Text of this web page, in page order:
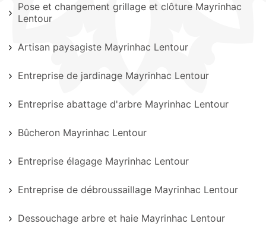
Pose et changement grillage et clôture Mayrinhac
Lentour
Artisan paysagiste Mayrinhac Lentour
Entreprise de jardinage Mayrinhac Lentour
Entreprise abattage d'arbre Mayrinhac Lentour
Bûcheron Mayrinhac Lentour
Entreprise élagage Mayrinhac Lentour
Entreprise de débroussaillage Mayrinhac Lentour
Dessouchage arbre et haie Mayrinhac Lentour